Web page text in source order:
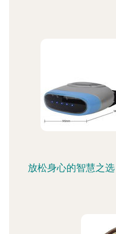
放松身心的智慧之